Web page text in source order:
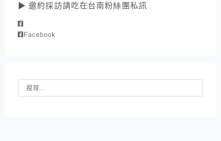
▶ 邀約採訪請吃在台南粉絲團私訊
Facebook